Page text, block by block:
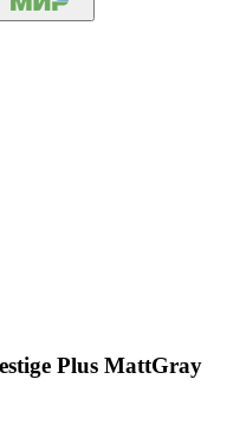
Plus MattGray